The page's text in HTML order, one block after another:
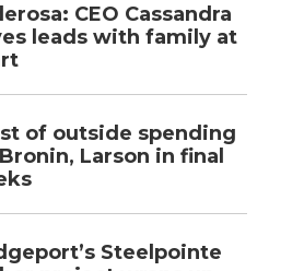
CEO Cassandra
leads with family at
of outside spending
Larson in final
Steelpointe